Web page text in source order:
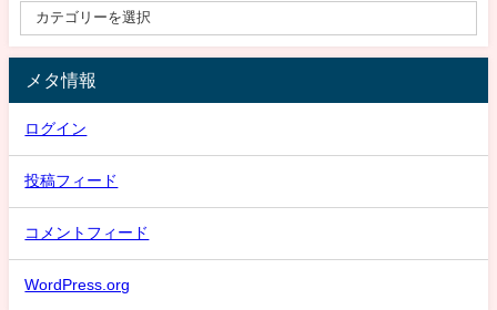
メタ情報
ログイン
投稿フィード
コメントフィード
WordPress.org